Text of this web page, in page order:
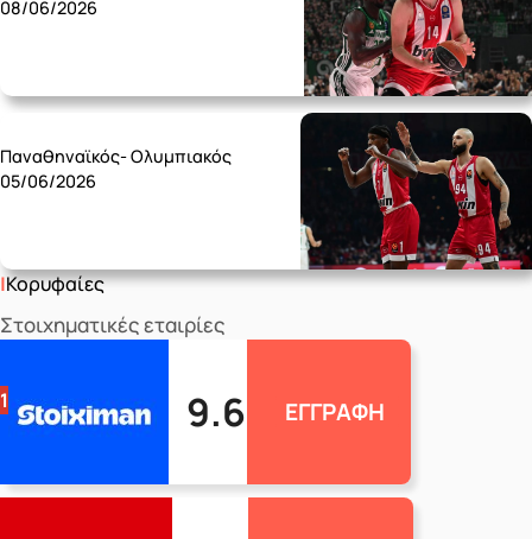
08/06/2026
Παναθηναϊκός- Ολυμπιακός
05/06/2026
Κορυφαίες
Στοιχηματικές εταιρίες
1 9.6 ΕΓΓΡΑΦΗ